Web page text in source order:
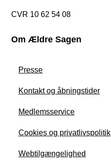
CVR 10 62 54 08
Om Ældre Sagen
Presse
Kontakt og åbningstider
Medlemsservice
Cookies og privatlivspolitik
Webtilgængelighed